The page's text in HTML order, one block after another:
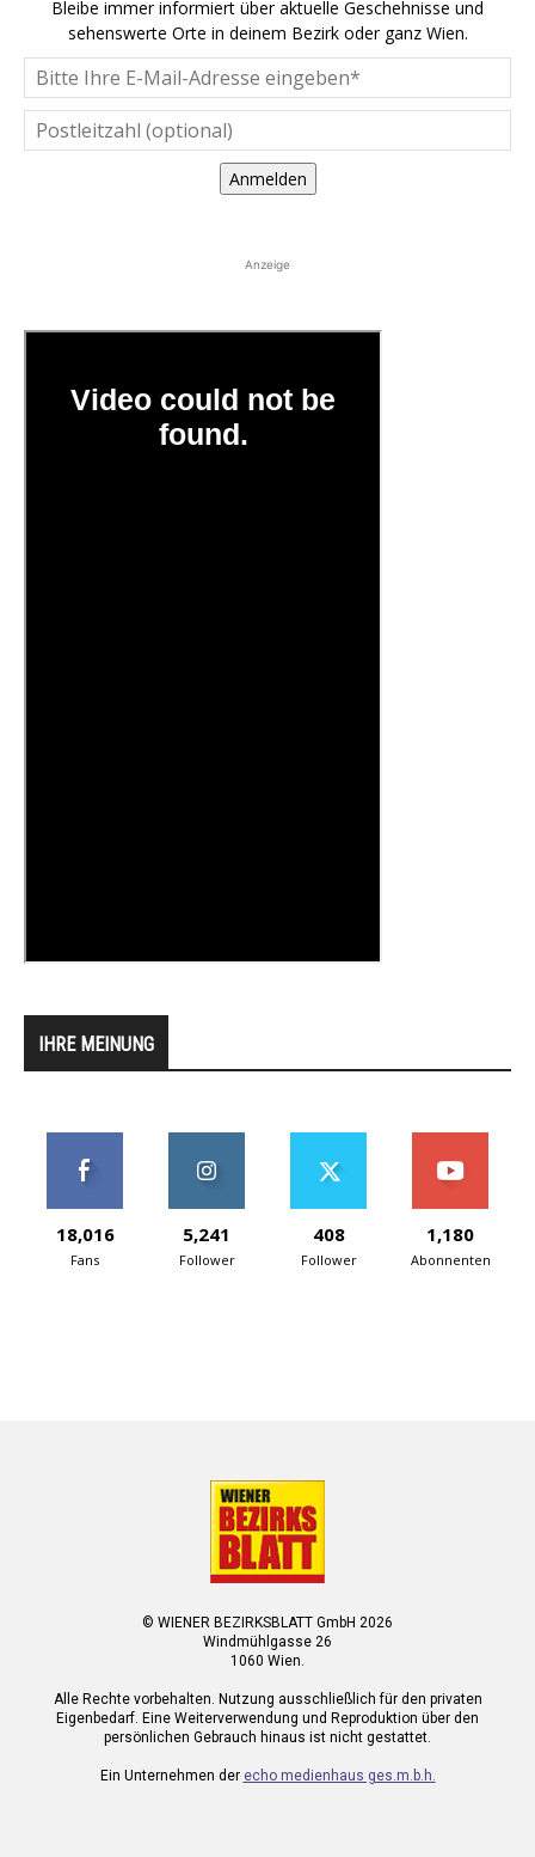
Bleibe immer informiert über aktuelle Geschehnisse und
sehenswerte Orte in deinem Bezirk oder ganz Wien.
Anmelden
Anzeige
IHRE MEINUNG
18,016
Fans
5,241
Follower
408
Follower
1,180
Abonnenten
© WIENER BEZIRKSBLATT GmbH 2026
Windmühlgasse 26
1060 Wien.
Alle Rechte vorbehalten. Nutzung ausschließlich für den privaten
Eigenbedarf. Eine Weiterverwendung und Reproduktion über den
persönlichen Gebrauch hinaus ist nicht gestattet.
Ein Unternehmen der echo medienhaus ges.m.b.h.